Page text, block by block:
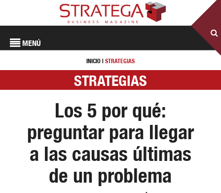
MENÚ
INICIO | STRATEGIAS
STRATEGIAS
Los 5 por qué:
preguntar para llegar
a las causas últimas
de un problema